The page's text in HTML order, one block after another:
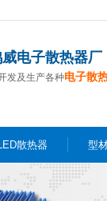
电子散热器厂
发及生产各种电子散
散热器 型